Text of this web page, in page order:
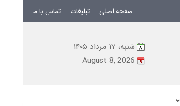
صفحه اصلی تبلیغات تماس با ما
شنبه، ۱۷ مرداد ۱۴۰۵
August 8, 2026
⌄